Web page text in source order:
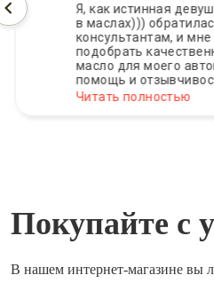
Я, как истинная
в маслах)))
консультантам, и
подобрать
масло для моего
помощь и
Читать полностью
Покупайте с
В нашем интернет-магазине вы